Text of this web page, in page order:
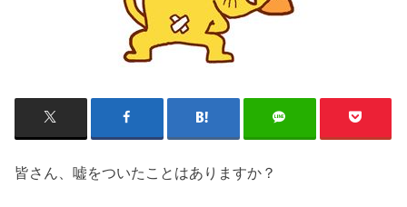
皆さん、嘘をついたことはありますか？